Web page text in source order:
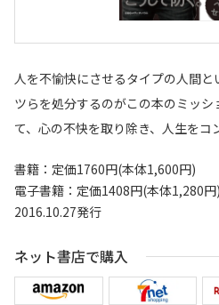
人を不愉快にさせるタイプの人間
ツらを処分するのがこの本のミッシ
て、心の不快を取り除き、人生をコ
書籍：定価1760円(本体1,600円)
電子書籍：定価1408円(本体1,280円)
2016.10.27発行
ネット書店で購入